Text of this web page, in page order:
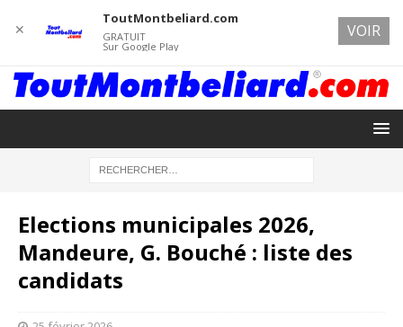
Elections municipales 2026,
Mandeure, G. Bouché : liste des
candidats
✕
ToutMontbeliard.com
GRATUIT
Sur Google Play
VOIR